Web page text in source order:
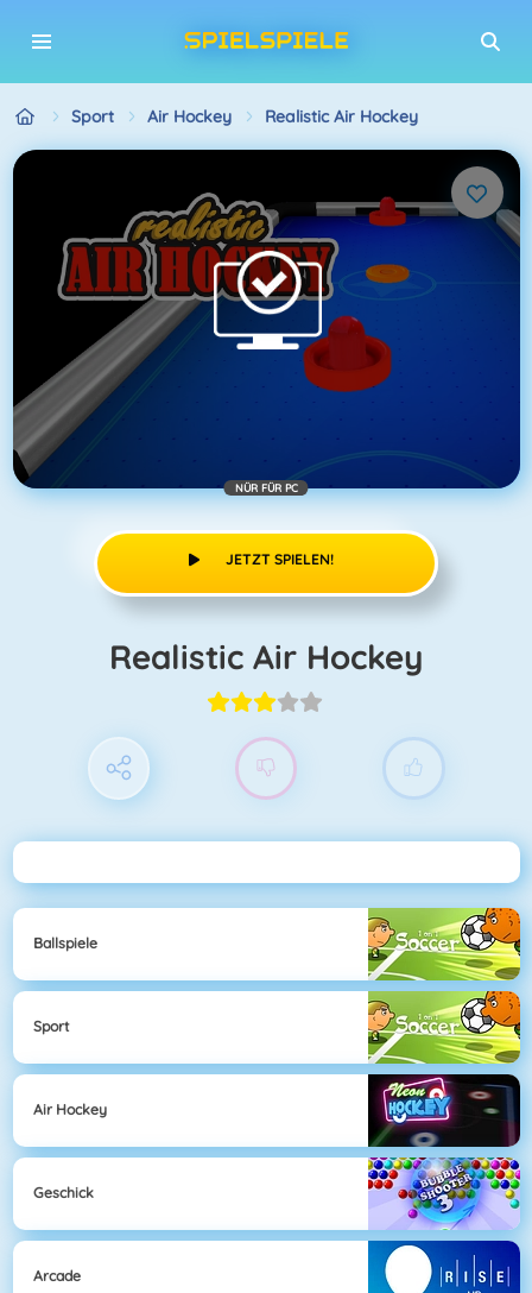
Sport Air Hockey Realistic Air Hockey
NÜR FÜR PC
JETZT SPIELEN!
Realistic Air Hockey
Ballspiele
Sport
Air Hockey
Geschick
Arcade